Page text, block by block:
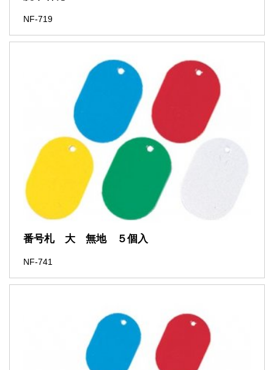
NF-719
番号札 大 無地 ５個入
NF-741